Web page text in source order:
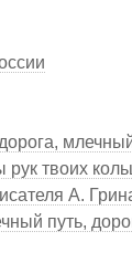
твоих
А.
путь,